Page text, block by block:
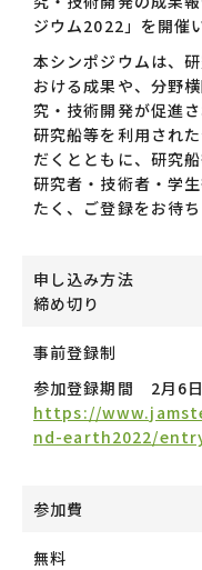
ジウム2022」を開催
本シンポジウムは、
おける成果や、分野
究・技術開発が促進
研究船等を利用され
だくとともに、研究
研究者・技術者・学
たく、ご登録をお待ち
申し込み方法
締め切り
事前登録制
参加登録期間 2月6
https://
nd-earth2022/
参加費
無料